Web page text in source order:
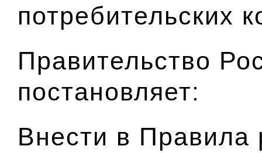
потребительских
Правительство
постановляет:
Внести в Правила